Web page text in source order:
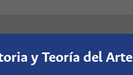
y Teoría del Arte